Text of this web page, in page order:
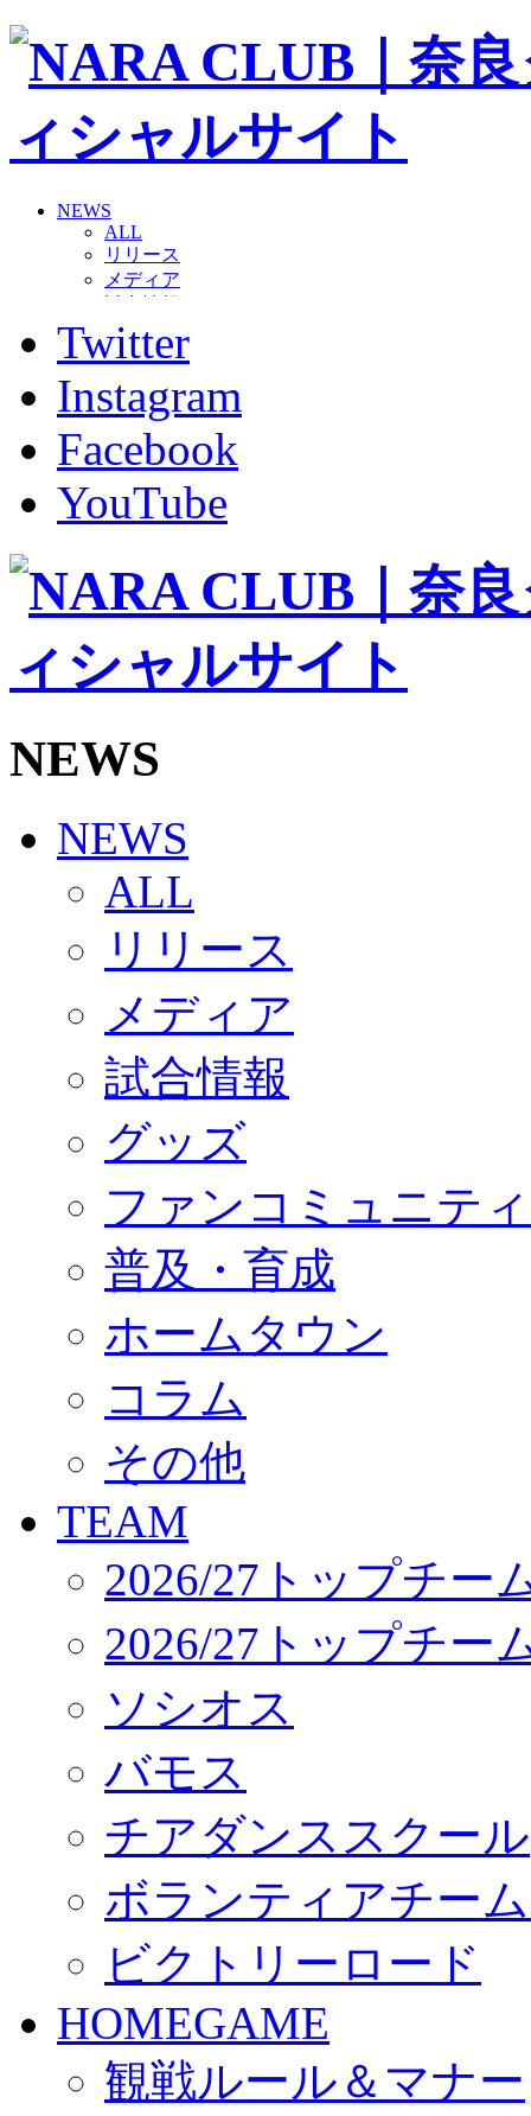
NEWS
ALL
リリース
メディア
グッズ
ファンコミュニティ
ホームタウン
コラム
その他
TEAM
2026/27トップチーム
2026/27トップチームスタッフ
バモス
チアダンススクール
ボランティアチーム「volundeer」
ビクトリーロード
HOMEGAME
観戦ルール＆マナー
Jリーグ運営管理規定
写真・動画使用ガイドライン
SCHEDULE
2026/27
練習見学時のファンサービスについて
TICKET
奈良クラブ明治安田J3リーグ2026/27シーズン試
奈良クラブ明治安田Ｊ3リーグ 2026/27シーズン「
観戦ルール＆マナー
2026/27ファンコミュニティ
サポートショップ
GOODS
オフィシャルストア（実店舗）
オンラインストア
ACADEMY
アカデミーについて
コーチ&スタッフ
ジュニア
ジュニアユース
ユース
練習拠点（ナラディーア）
SCHOOL
CLUB
パートナー募集
クラブ理念
サステナビリティ
Web制作支援
応援プロジェクト
Twitter
Instagram
Facebook
YouTube
NEWS
NEWS
ALL
リリース
メディア
試合情報
グッズ
ファンコミュニティ
普及・育成
ホームタウン
コラム
その他
TEAM
2026/27トップチー
2026/27トップチー
ソシオス
バモス
チアダンススクール
ボランティアチー
ビクトリーロード
HOMEGAME
観戦ルール＆マナー